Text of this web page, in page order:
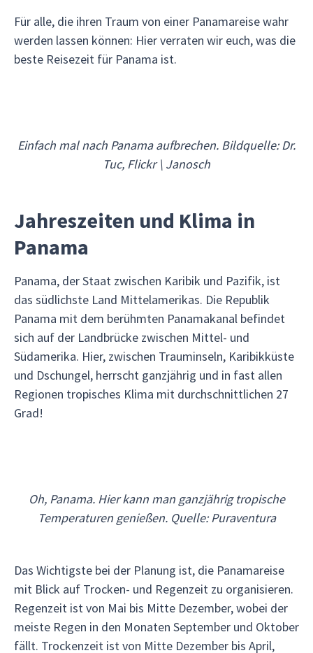
Für alle, die ihren Traum von einer Panamareise wahr
werden lassen können: Hier verraten wir euch, was die
beste Reisezeit für Panama ist.
Einfach mal nach Panama aufbrechen. Bildquelle: Dr.
Tuc, Flickr \ Janosch
Jahreszeiten und Klima in
Panama
Panama, der Staat zwischen Karibik und Pazifik, ist
das südlichste Land Mittelamerikas. Die Republik
Panama mit dem berühmten Panamakanal befindet
sich auf der Landbrücke zwischen Mittel- und
Südamerika. Hier, zwischen Trauminseln, Karibikküste
und Dschungel, herrscht ganzjährig und in fast allen
Regionen tropisches Klima mit durchschnittlichen 27
Grad!
Oh, Panama. Hier kann man ganzjährig tropische
Temperaturen genießen. Quelle: Puraventura
Das Wichtigste bei der Planung ist, die Panamareise
mit Blick auf Trocken- und Regenzeit zu organisieren.
Regenzeit ist von Mai bis Mitte Dezember, wobei der
meiste Regen in den Monaten September und Oktober
fällt. Trockenzeit ist von Mitte Dezember bis April,